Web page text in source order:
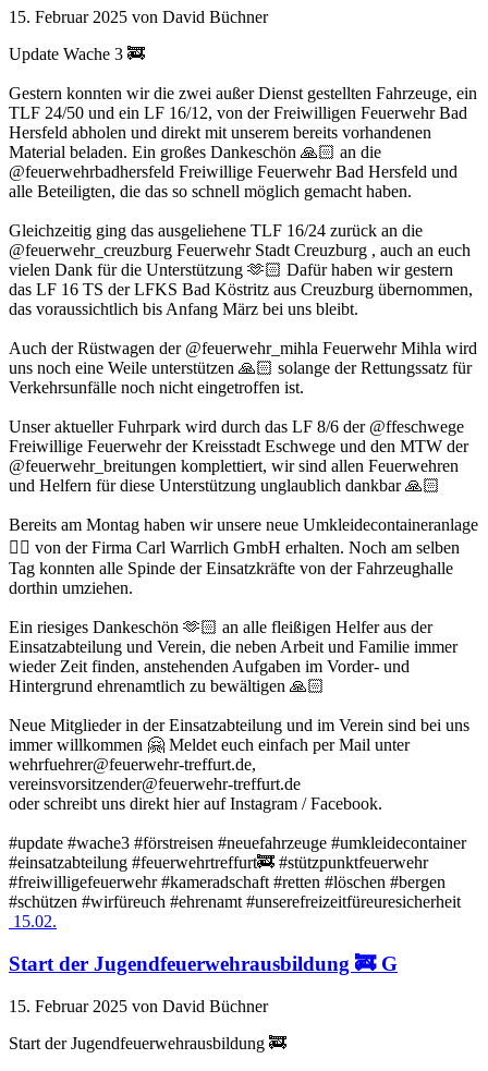
15. Februar 2025 von David Büchner
Update Wache 3 🚒
Gestern konnten wir die zwei außer Dienst gestellten Fahrzeuge, ein
TLF 24/50 und ein LF 16/12, von der Freiwilligen Feuerwehr Bad
Hersfeld abholen und direkt mit unserem bereits vorhandenen
Material beladen. Ein großes Dankeschön 🙏🏻 an die
@feuerwehrbadhersfeld Freiwillige Feuerwehr Bad Hersfeld und
alle Beteiligten, die das so schnell möglich gemacht haben.
Gleichzeitig ging das ausgeliehene TLF 16/24 zurück an die
@feuerwehr_creuzburg Feuerwehr Stadt Creuzburg , auch an euch
vielen Dank für die Unterstützung 🫶🏻 Dafür haben wir gestern
das LF 16 TS der LFKS Bad Köstritz aus Creuzburg übernommen,
das voraussichtlich bis Anfang März bei uns bleibt.
Auch der Rüstwagen der @feuerwehr_mihla Feuerwehr Mihla wird
uns noch eine Weile unterstützen 🙏🏻 solange der Rettungssatz für
Verkehrsunfälle noch nicht eingetroffen ist.
Unser aktueller Fuhrpark wird durch das LF 8/6 der @ffeschwege
Freiwillige Feuerwehr der Kreisstadt Eschwege und den MTW der
@feuerwehr_breitungen komplettiert, wir sind allen Feuerwehren
und Helfern für diese Unterstützung unglaublich dankbar 🙏🏻
Bereits am Montag haben wir unsere neue Umkleidecontaineranlage
👍🏻 von der Firma Carl Warrlich GmbH erhalten. Noch am selben
Tag konnten alle Spinde der Einsatzkräfte von der Fahrzeughalle
dorthin umziehen.
Ein riesiges Dankeschön 🫶🏻 an alle fleißigen Helfer aus der
Einsatzabteilung und Verein, die neben Arbeit und Familie immer
wieder Zeit finden, anstehenden Aufgaben im Vorder- und
Hintergrund ehrenamtlich zu bewältigen 🙏🏻
Neue Mitglieder in der Einsatzabteilung und im Verein sind bei uns
immer willkommen 🤗 Meldet euch einfach per Mail unter
wehrfuehrer@feuerwehr-treffurt.de,
vereinsvorsitzender@feuerwehr-treffurt.de
oder schreibt uns direkt hier auf Instagram / Facebook.
#update #wache3 #förstreisen #neuefahrzeuge #umkleidecontainer
#einsatzabteilung #feuerwehrtreffurt🚒 #stützpunktfeuerwehr
#freiwilligefeuerwehr #kameradschaft #retten #löschen #bergen
#schützen #wirfüreuch #ehrenamt #unserefreizeitfüreuresicherheit
15.02.
Start der Jugendfeuerwehrausbildung 🚒 G
15. Februar 2025 von David Büchner
Start der Jugendfeuerwehrausbildung 🚒